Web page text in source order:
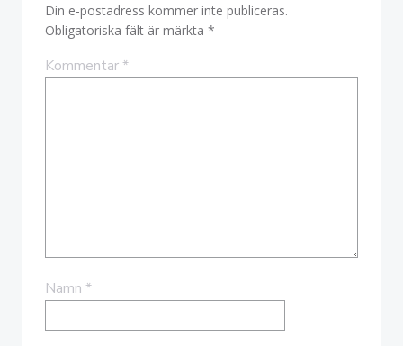
Din e-postadress kommer inte publiceras.
Obligatoriska fält är märkta *
Kommentar*
Namn *